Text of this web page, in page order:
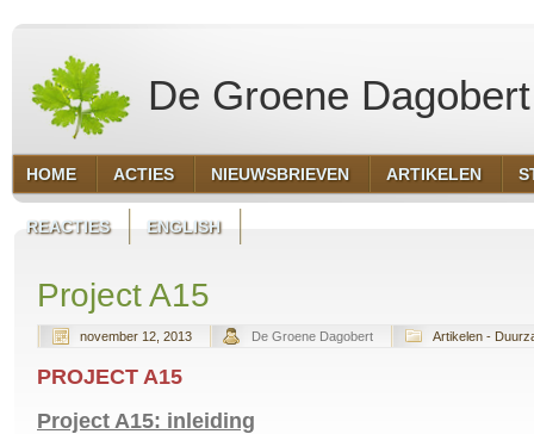
De Groene Dagobert
HOME ACTIES NIEUWSBRIEVEN ARTIKELEN
REACTIES ENGLISH
Project A15
november 12, 2013 De Groene Dagobert Artikelen -
PROJECT A15
Project A15: inleiding